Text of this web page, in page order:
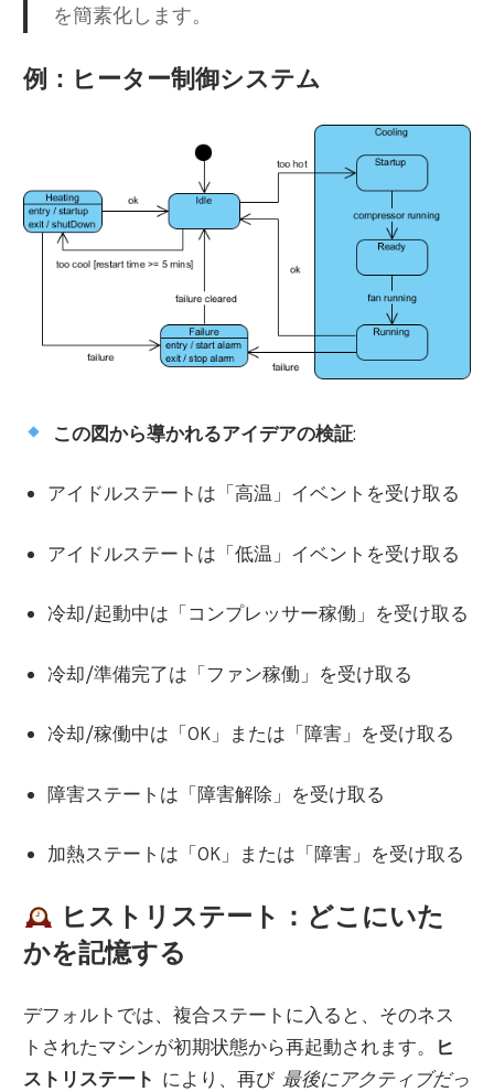
を簡素化します。
例：ヒーター制御システム
この図から導かれるアイデアの検証:
アイドルステートは「高温」イベントを受け取る
アイドルステートは「低温」イベントを受け取る
冷却/起動中は「コンプレッサー稼働」を受け取る
冷却/準備完了は「ファン稼働」を受け取る
冷却/稼働中は「OK」または「障害」を受け取る
障害ステートは「障害解除」を受け取る
加熱ステートは「OK」または「障害」を受け取る
ヒストリステート：どこにいた
かを記憶する
デフォルトでは、複合ステートに入ると、そのネス
トされたマシンが初期状態から再起動されます。
ヒ
ストリステート により、再び 最後にアクティブだっ